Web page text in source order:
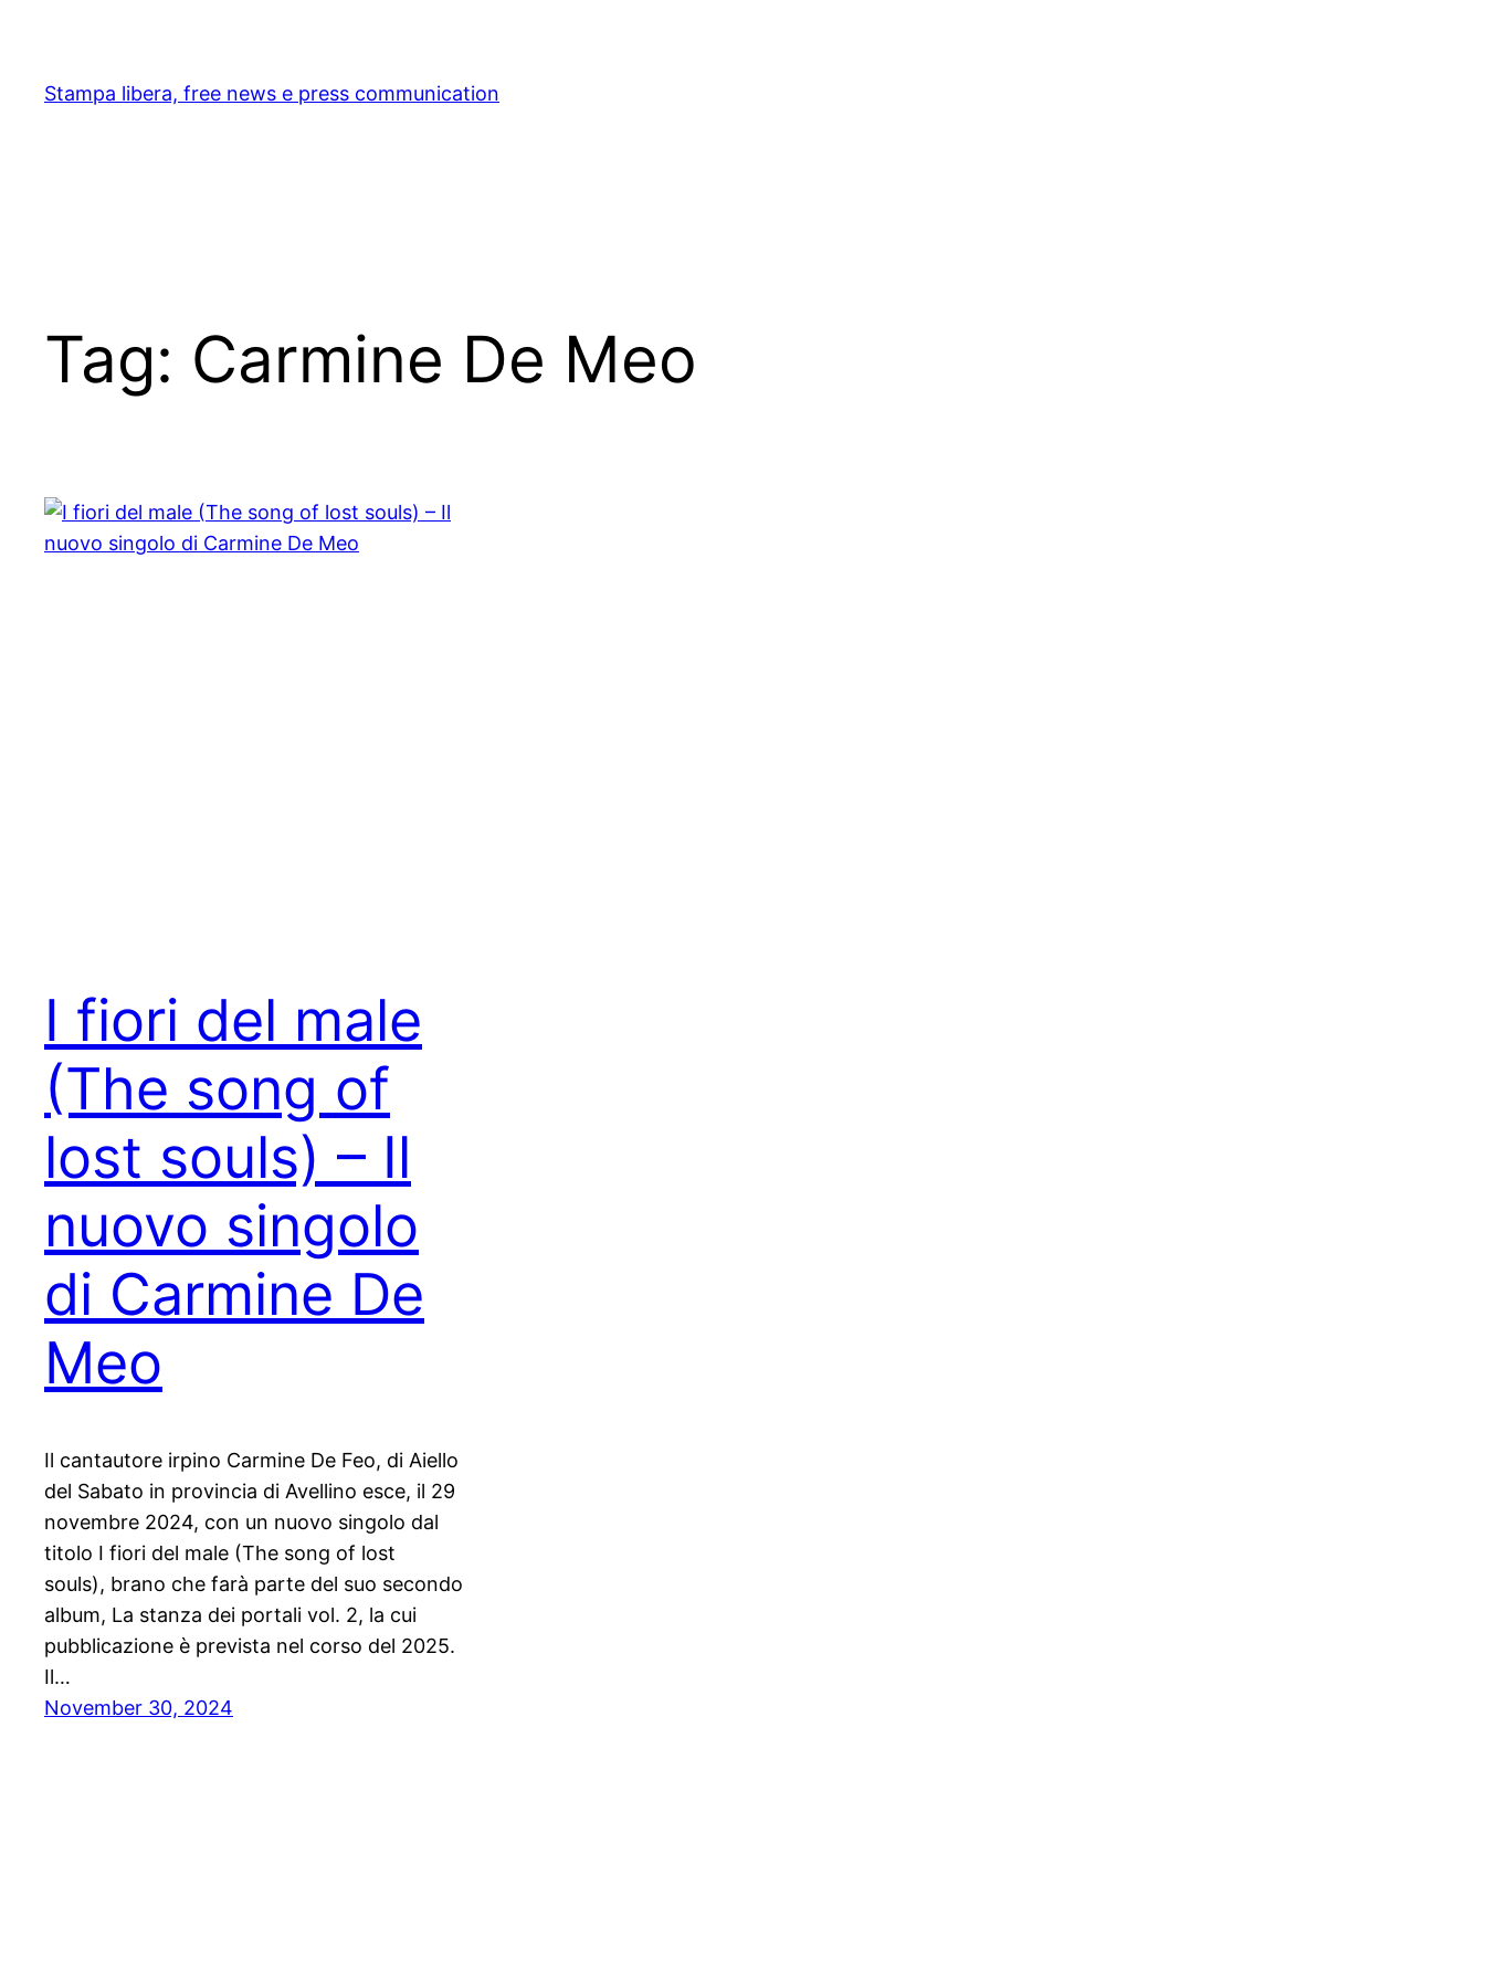
content
Stampa libera, free news e press communication
Tag: Carmine De Meo
I fiori del male
(The song of
lost souls) – Il
nuovo singolo
di Carmine De
Meo
Il cantautore irpino Carmine De Feo, di Aiello
del Sabato in provincia di Avellino esce, il 29
novembre 2024, con un nuovo singolo dal
titolo I fiori del male (The song of lost
souls), brano che farà parte del suo secondo
album, La stanza dei portali vol. 2, la cui
pubblicazione è prevista nel corso del 2025.
Il…
November 30, 2024